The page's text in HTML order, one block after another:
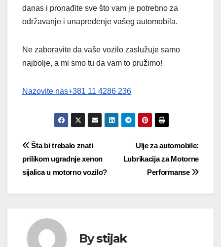
danas i pronađite sve što vam je potrebno za
održavanje i unapređenje vašeg automobila.
Ne zaboravite da vaše vozilo zaslužuje samo
najbolje, a mi smo tu da vam to pružimo!
Nazovite nas+381 11 4286 236
Post
navigation
Ulje za automobile:
Lubrikacija za Motorne
Performanse
Šta bi trebalo znati
prilikom ugradnje xenon
sijalica u motorno vozilo?
Bystijak